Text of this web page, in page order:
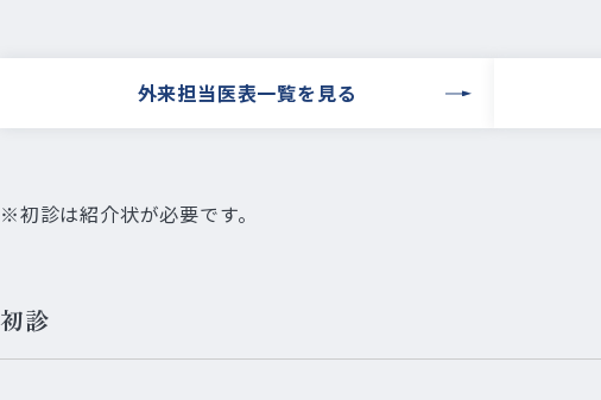
外来担当医表⼀覧を⾒る
※初診は紹介状が必要です。
初診